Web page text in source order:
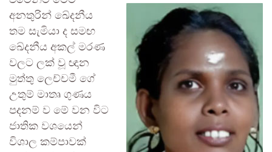
අනතුරින් ඛේදනීය
තම සැමියා ද සමඟ
ඛේදනීය අකල් මරණ
වලට ලක් වූ ඥාන
මුත්තු ලෙච්චමී ගේ
උතුම් මාතෘ ගුණය
පදනම් ව මේ වන විට
ජාතික වශයෙන්
විශාල කම්පාවක්